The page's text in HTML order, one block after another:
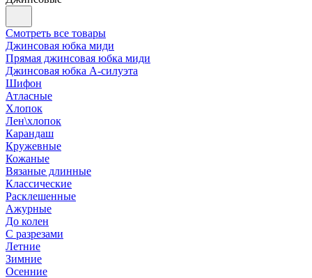
Смотреть все товары
Джинсовая юбка миди
Прямая джинсовая юбка миди
Джинсовая юбка А-силуэта
Шифон
Атласные
Хлопок
Лен\хлопок
Карандаш
Кружевные
Кожаные
Вязаные длинные
Классические
Расклешенные
Ажурные
До колен
С разрезами
Летние
Зимние
Осенние